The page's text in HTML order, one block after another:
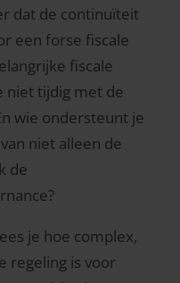
dat de continuïteit
een forse fiscale
fiscale
niet tijdig met de
wie ondersteunt je
niet alleen de
de
je hoe complex,
regeling is voor